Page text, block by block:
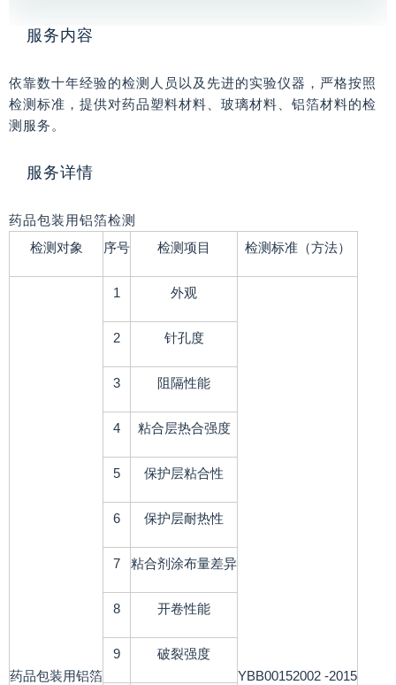
服务内容
依靠数十年经验的检测人员以及先进的实验仪器，严格按照
检测标准，提供对药品塑料材料、玻璃材料、铝箔材料的检
测服务。
服务详情
药品包装用铝箔检测
检测对象
序号 检测项目 检测标准（方法）
药品包装用铝箔
1 外观
YBB00152002 -2015
2 针孔度
3 阻隔性能
4 粘合层热合强度
5 保护层粘合性
6 保护层耐热性
7 粘合剂涂布量差异
8 开卷性能
9 破裂强度